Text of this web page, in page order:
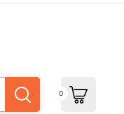
0